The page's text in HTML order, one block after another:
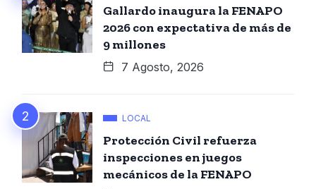
Gallardo inaugura la FENAPO
2026 con expectativa de más de
9 millones
7 Agosto, 2026
LOCAL
Protección Civil refuerza
inspecciones en juegos
mecánicos de la FENAPO